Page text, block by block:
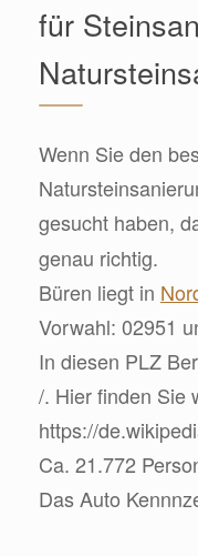
für
Wenn Sie den
gesucht haben,
genau richtig.
Büren liegt in
Vorwahl: 02951
In diesen PLZ
/. Hier finden Sie
https://
Ca. 21.772
Das Auto